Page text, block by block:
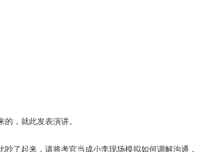
，就此发表演讲。
了起来，请将考官当成小李现场模拟如何调解沟通